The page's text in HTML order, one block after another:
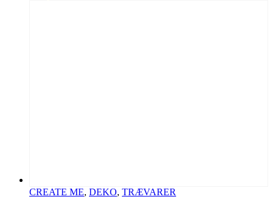
CREATE ME, DEKO, TRÆVARER